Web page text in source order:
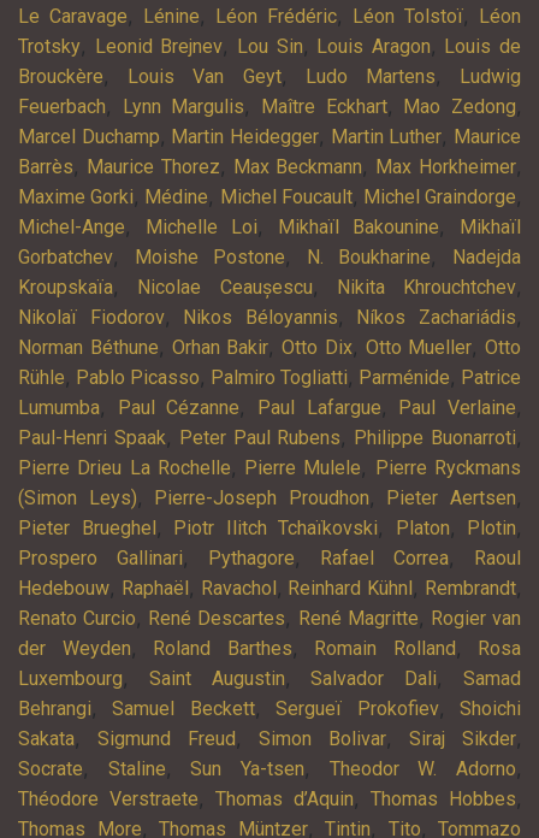
Le Caravage, Lénine, Léon Frédéric, Léon Tolstoï,
Léon
Trotsky, Leonid Brejnev, Lou Sin, Louis Aragon, Louis de
Brouckère, Louis Van Geyt, Ludo Martens,
Ludwig
Feuerbach, Lynn Margulis, Maître Eckhart, Mao Zedong,
Marcel Duchamp, Martin Heidegger, Martin Luther, Maurice
Barrès, Maurice Thorez, Max Beckmann, Max Horkheimer,
Maxime Gorki, Médine, Michel Foucault, Michel Graindorge,
Michel-Ange, Michelle Loi, Mikhaïl Bakounine,
Mikhaïl
Gorbatchev, Moishe Postone, N. Boukharine,
Nadejda
Kroupskaïa, Nicolae Ceaușescu, Nikita Khrouchtchev,
Nikolaï Fiodorov, Nikos Béloyannis, Níkos Zachariádis,
Norman Béthune, Orhan Bakir, Otto Dix, Otto Mueller, Otto
Rühle, Pablo Picasso, Palmiro Togliatti, Parménide, Patrice
Lumumba, Paul Cézanne, Paul Lafargue, Paul Verlaine,
Paul-Henri Spaak, Peter Paul Rubens, Philippe Buonarroti,
Pierre Drieu La Rochelle, Pierre Mulele,
Pierre Ryckmans
(Simon Leys), Pierre-Joseph Proudhon, Pieter Aertsen,
Pieter Brueghel , Piotr Ilitch Tchaïkovski, Platon, Plotin,
Prospero Gallinari, Pythagore, Rafael Correa,
Raoul
Hedebouw, Raphaël , Ravachol , Reinhard Kühnl , Rembrandt,
Renato Curcio, René Descartes, René Magritte, Rogier van
der Weyden, Roland Barthes, Romain Rolland ,
Rosa
Luxembourg, Saint Augustin,Salvador Dali,Samad
Behrangi,Samuel Beckett,Sergueï Prokofiev,Shoichi
Sakata, Sigmund Freud , Simon Bolivar, Siraj Sikder,
Socrate, Staline,Sun Ya-tsen, Theodor W. Adorno,
Théodore Verstraete, Thomas d’Aquin, Thomas Hobbes,
Thomas More, Thomas Müntzer, Tintin, Tito, Tommazo